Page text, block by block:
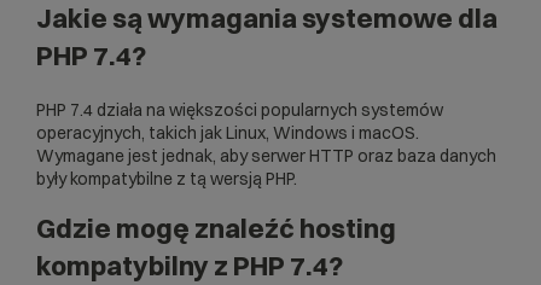
Jakie są wymagania systemowe dla
PHP 7.4?
PHP 7.4 działa na większości popularnych systemów
operacyjnych, takich jak Linux, Windows i macOS.
Wymagane jest jednak, aby serwer HTTP oraz baza danych
były kompatybilne z tą wersją PHP.
Gdzie mogę znaleźć hosting
kompatybilny z PHP 7.4?